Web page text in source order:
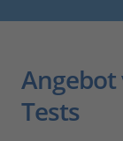
Angebot
Tests